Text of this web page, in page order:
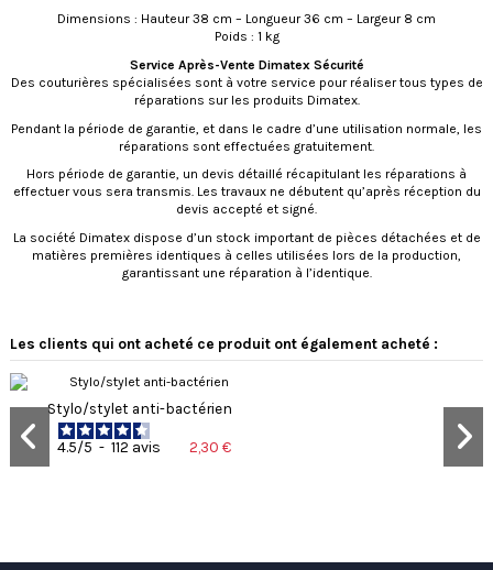
Dimensions : Hauteur 38 cm – Longueur 36 cm – Largeur 8 cm
Poids : 1 kg
Service Après-Vente Dimatex Sécurité
Des couturières spécialisées sont à votre service pour réaliser tous types de
réparations sur les produits Dimatex.
Pendant la période de garantie, et dans le cadre d’une utilisation normale, les
réparations sont effectuées gratuitement.
Hors période de garantie, un devis détaillé récapitulant les réparations à
effectuer vous sera transmis. Les travaux ne débutent qu’après réception du
devis accepté et signé.
La société Dimatex dispose d’un stock important de pièces détachées et de
matières premières identiques à celles utilisées lors de la production,
garantissant une réparation à l’identique.
Les clients qui ont acheté ce produit ont également acheté :
Stylo/stylet anti-bactérien
4.5/5 - 112 avis 2,30 €